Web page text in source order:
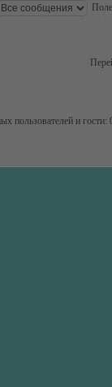
пользователей и гости: